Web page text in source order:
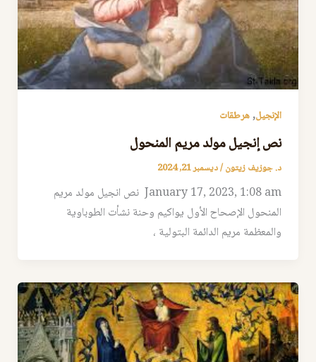
الإنجيل,هرطقات
نص إنجيل مولد مريم المنحول
د. جوزيف زيتون/ديسمبر 21, 2024
January 17, 2023, 1:08 am نص انجيل مولد مريم
المنحول الإصحاح الأول يواكيم وحنة نشأت الطوباوية
والمعظمة مريم الدائمة البتولية ،